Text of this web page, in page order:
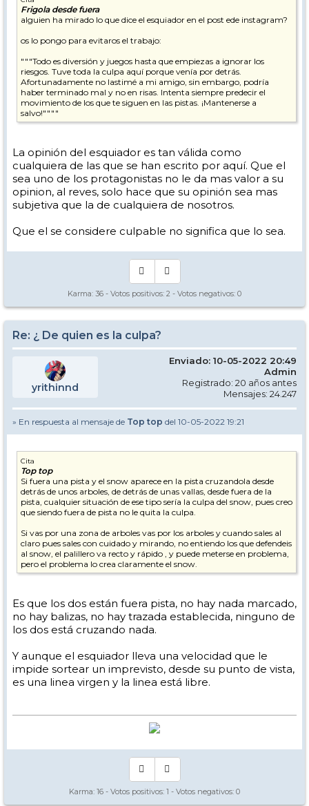
Frigola desde fuera
alguien ha mirado lo que dice el esquiador en el post ede instagram?
os lo pongo para evitaros el trabajo:
"""Todo es diversión y juegos hasta que empiezas a ignorar los
riesgos. Tuve toda la culpa aquí porque venía por detrás.
Afortunadamente no lastimé a mi amigo, sin embargo, podría
haber terminado mal y no en risas. Intenta siempre predecir el
movimiento de los que te siguen en las pistas. ¡Mantenerse a
salvo!""""
La opinión del esquiador es tan válida como
cualquiera de las que se han escrito por aquí. Que el
sea uno de los protagonistas no le da mas valor a su
opinion, al reves, solo hace que su opinión sea mas
subjetiva que la de cualquiera de nosotros.
Que el se considere culpable no significa que lo sea.
Karma: 36 - Votos positivos: 2 - Votos negativos: 0
Re: ¿ De quien es la culpa?
yrithinnd
Enviado: 10-05-2022 20:49
Admin
Registrado: 20 años antes
Mensajes: 24.247
» En respuesta al mensaje de Top top del 10-05-2022 19:21
Cita
Top top
Si fuera una pista y el snow aparece en la pista cruzandola desde
detrás de unos arboles, de detrás de unas vallas, desde fuera de la
pista, cualquier situación de ese tipo sería la culpa del snow, pues creo
que siendo fuera de pista no le quita la culpa.
Si vas por una zona de arboles vas por los arboles y cuando sales al
claro pues sales con cuidado y mirando, no entiendo los que defendeis
al snow, el palillero va recto y rápido , y puede meterse en problema,
pero el problema lo crea claramente el snow.
Es que los dos están fuera pista, no hay nada marcado,
no hay balizas, no hay trazada establecida, ninguno de
los dos está cruzando nada.
Y aunque el esquiador lleva una velocidad que le
impide sortear un imprevisto, desde su punto de vista,
es una linea virgen y la linea está libre.
Karma: 16 - Votos positivos: 1 - Votos negativos: 0